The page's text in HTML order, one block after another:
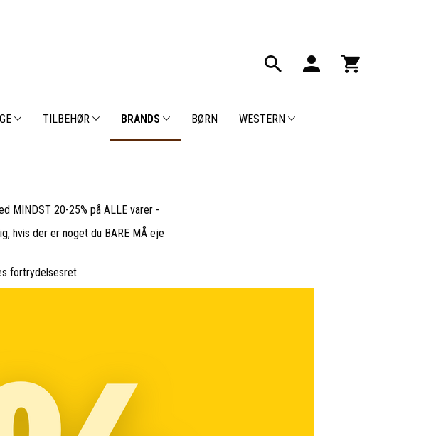
TILBEHØR BRANDS BØRN WESTERN
MINDST 20-25% på ALLE varer -
hvis der er noget du BARE MÅ eje
fortrydelsesret